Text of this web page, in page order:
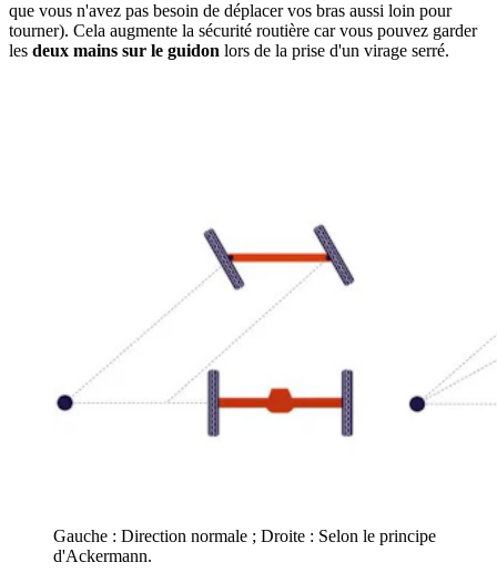
que vous n'avez pas besoin de déplacer vos bras aussi loin pour
tourner). Cela augmente la sécurité routière car vous pouvez garder
les deux mains sur le guidon lors de la prise d'un virage serré.
Gauche : Direction normale ; Droite : Selon le principe
d'Ackermann.